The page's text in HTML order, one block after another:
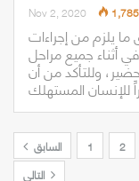
Nov 2, 2020 1,785
يلزم من إجراءات
أثناء جميع مراحل
وللتأكد من أن
السابق 1 2